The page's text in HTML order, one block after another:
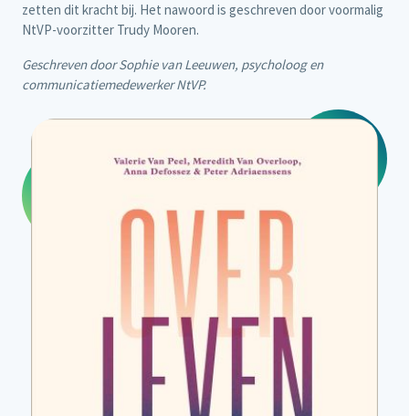
zetten dit kracht bij. Het nawoord is geschreven door voormalig
NtVP-voorzitter Trudy Mooren.
Geschreven door Sophie van Leeuwen, psycholoog en
communicatiemedewerker NtVP.